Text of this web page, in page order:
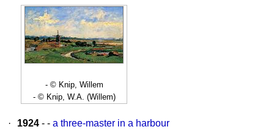
- © Knip, Willem
- © Knip, W.A. (Willem)
· 1924 - - a three-master in a harbour